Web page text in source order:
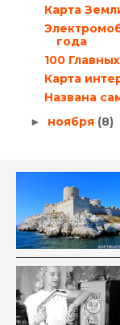
Карта
года
100
Карта
Названа
► ноября (8)